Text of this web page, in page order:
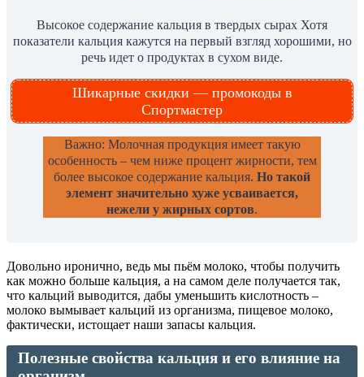
Высокое содержание кальция в твердых сырах Хотя
показатели кальция кажутся на первый взгляд хорошими, но
речь идет о продуктах в сухом виде.
Шикарные скидки — промокоды в
Спортмастер
Важно: Молочная продукция имеет такую
особенность – чем ниже процент жирности, тем
более высокое содержание кальция. Но такой
элемент значительно хуже усваивается,
нежели у жирных сортов.
Довольно иронично, ведь мы пьём молоко, чтобы получить
как можно больше кальция, а на самом деле получается так,
что кальций выводится, дабы уменьшить кислотность –
молоко вымывает кальций из организма, пищевое молоко,
фактически, истощает наши запасы кальция.
Полезные свойства кальция и его влияние на